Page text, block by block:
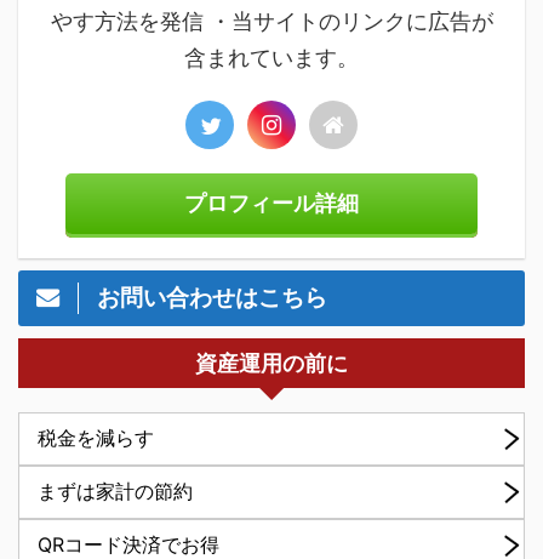
やす方法を発信 ・当サイトのリンクに広告が
含まれています。
プロフィール詳細
お問い合わせはこちら
資産運用の前に
税金を減らす
まずは家計の節約
QRコード決済でお得